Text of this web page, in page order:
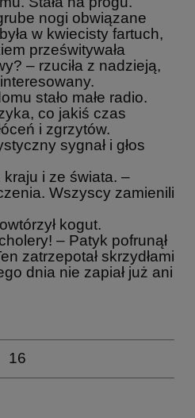
nogi obwiązane
w kwiecisty fartuch,
prześwitywała
– rzuciła z nadzieją,
stało małe radio.
co jakiś czas
i zgrzytów.
sygnał i głos
i ze świata. –
Wszyscy zamienili
kogut.
– Patyk pofrunął
zatrzepotał skrzydłami
dnia nie zapiał już ani
16